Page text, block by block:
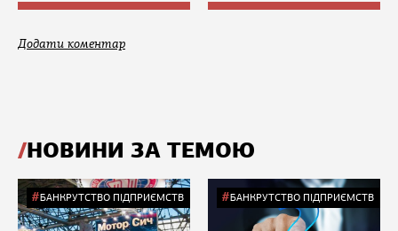
Додати коментар
НОВИНИ ЗА ТЕМОЮ
БАНКРУТСТВО ПІДПРИЄМСТВ БАНКРУТСТВО ПІДПРИЄМСТВ